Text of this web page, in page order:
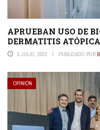
APRUEBAN USO DE
DERMATITIS
1 JULIO, 2023 PUBLICADO POR
OPINIÓN